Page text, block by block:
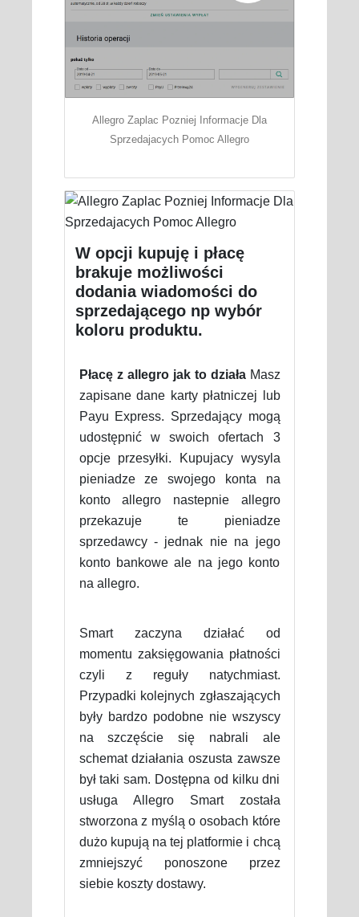
Allegro Zaplac Pozniej Informacje Dla
Sprzedajacych Pomoc Allegro
W opcji kupuję i płacę
brakuje możliwości
dodania wiadomości do
sprzedającego np wybór
koloru produktu.
Płacę z allegro jak to działaMasz
zapisane dane karty płatniczej lub
Payu Express. Sprzedający mogą
udostępnić w swoich ofertach 3
opcje przesyłki. Kupujacy wysyla
pieniadze ze swojego konta na
konto allegro nastepnie allegro
przekazuje te pieniadze
sprzedawcy - jednak nie na jego
konto bankowe ale na jego konto
na allegro.
Smart zaczyna działać od
momentu zaksięgowania płatności
czyli z reguły natychmiast.
Przypadki kolejnych zgłaszających
były bardzo podobne nie wszyscy
na szczęście się nabrali ale
schemat działania oszusta zawsze
był taki sam. Dostępna od kilku dni
usługa Allegro Smart została
stworzona z myślą o osobach które
dużo kupują na tej platformie i chcą
zmniejszyć ponoszone przez
siebie koszty dostawy.